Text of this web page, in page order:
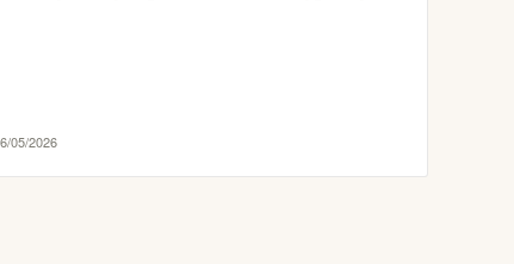
05/2026